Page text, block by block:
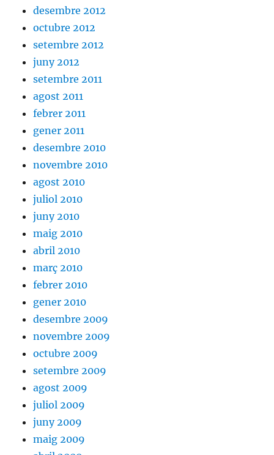
desembre 2012
octubre 2012
setembre 2012
juny 2012
setembre 2011
agost 2011
febrer 2011
gener 2011
desembre 2010
novembre 2010
agost 2010
juliol 2010
juny 2010
maig 2010
abril 2010
març 2010
febrer 2010
gener 2010
desembre 2009
novembre 2009
octubre 2009
setembre 2009
agost 2009
juliol 2009
juny 2009
maig 2009